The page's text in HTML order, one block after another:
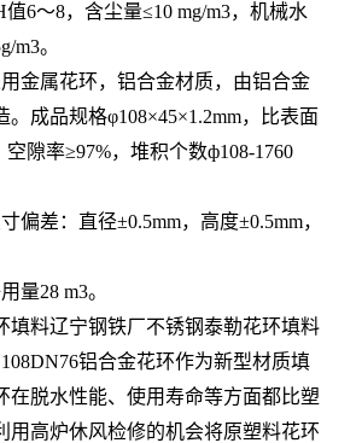
值6～8，含尘量≤10 mg/m3，机械水
m3。
金属花环，铝合金材质，由铝合金
。成品规格φ108×45×1.2mm，比表面
空隙率≥97%，堆积个数ф108-1760
偏差：直径±0.5mm，高度±0.5mm，
量28 m3。
填料辽宁钢铁厂不锈钢泰勒花环填料
铝合金花环作为新型材质填
在脱水性能、使用寿命等方面都比塑
用高炉休风检修的机会将原塑料花环